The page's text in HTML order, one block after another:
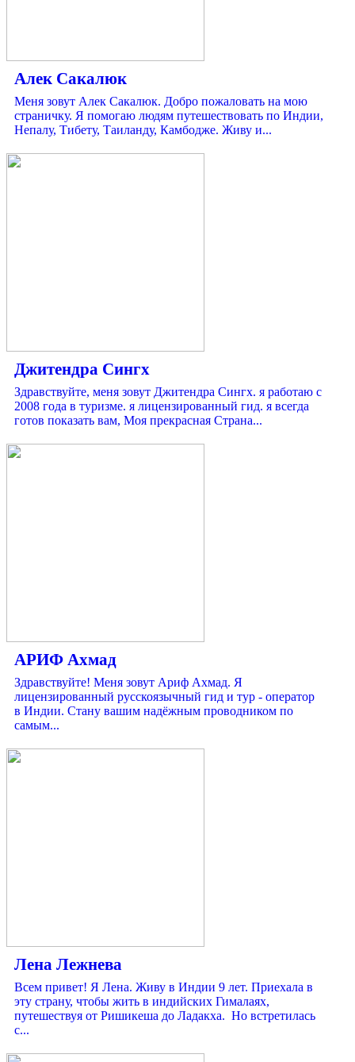
Алек Сакалюк
Меня зовут Алек Сакалюк. Добро пожаловать на мою
страничку. Я помогаю людям путешествовать по Индии,
Непалу, Тибету, Таиланду, Камбодже. Живу и...
Джитендрa Сингх
Здравствуйте, меня зовут Джитендра Сингх. я работаю с
2008 года в туризме. я лицензированный гид. я всегда
готов показать вам, Моя прекрасная Страна...
АРИФ Ахмад
Здравствуйте! Меня зовут Ариф Ахмад. Я
лицензированный русскоязычный гид и тур - оператор
в Индии. Стану вашим надёжным проводником по
самым...
Лена Лежнева
Всем привет! Я Лена. Живу в Индии 9 лет. Приехала в
эту страну, чтобы жить в индийских Гималаях,
путешествуя от Ришикеша до Ладакха. Но встретилась
с...